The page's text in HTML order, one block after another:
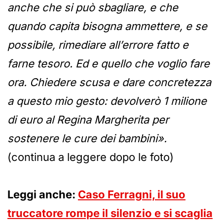
anche che si può sbagliare, e che
quando capita bisogna ammettere, e se
possibile, rimediare all’errore fatto e
farne tesoro. Ed e quello che voglio fare
ora. Chiedere scusa e dare concretezza
a questo mio gesto: devolverò 1 milione
di euro al Regina Margherita per
sostenere le cure dei bambini».
(continua a leggere dopo le foto)
Leggi anche: Caso Ferragni, il suo
truccatore rompe il silenzio e si scaglia